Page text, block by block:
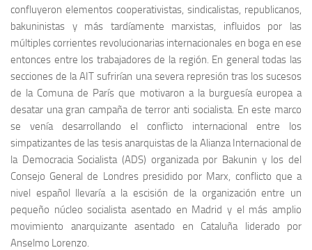
confluyeron elementos cooperativistas, sindicalistas, republicanos,
bakuninistas y más tardíamente marxistas, influidos por las
múltiples corrientes revolucionarias internacionales en boga en ese
entonces entre los trabajadores de la región. En general todas las
secciones de la AIT sufrirían una severa represión tras los sucesos
de la Comuna de París que motivaron a la burguesía europea a
desatar una gran campaña de terror anti socialista. En este marco
se venía desarrollando el conflicto internacional entre los
simpatizantes de las tesis anarquistas de la Alianza Internacional de
la Democracia Socialista (ADS) organizada por Bakunin y los del
Consejo General de Londres presidido por Marx, conflicto que a
nivel español llevaría a la escisión de la organización entre un
pequeño núcleo socialista asentado en Madrid y el más amplio
movimiento anarquizante asentado en Cataluña liderado por
Anselmo Lorenzo.